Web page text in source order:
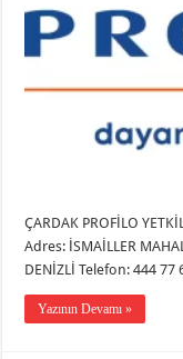
ÇARDAK PROFİLO
Adres: İSMAİLLER
DENİZLİ Telefon: 444 77
Yazının Devamı »